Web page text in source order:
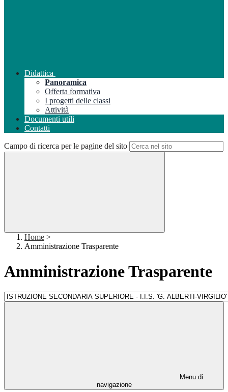
Didattica
Panoramica
Offerta formativa
I progetti delle classi
Attività
Documenti utili
Contatti
Campo di ricerca per le pagine del sito
Home >
Amministrazione Trasparente
Amministrazione Trasparente
Menu di
navigazione